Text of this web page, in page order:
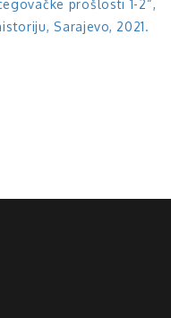
prošlosti 1-2“,
Sarajevo, 2021.